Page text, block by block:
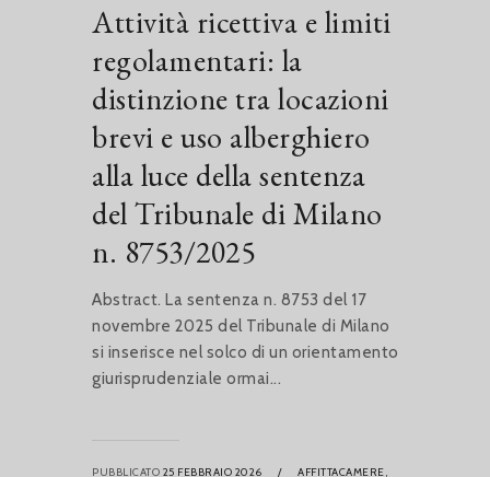
Attività ricettiva e limiti
regolamentari: la
distinzione tra locazioni
brevi e uso alberghiero
alla luce della sentenza
del Tribunale di Milano
n. 8753/2025
Abstract. La sentenza n. 8753 del 17
novembre 2025 del Tribunale di Milano
si inserisce nel solco di un orientamento
giurisprudenziale ormai...
PUBBLICATO 25 FEBBRAIO 2026 /
AFFITTACAMERE,